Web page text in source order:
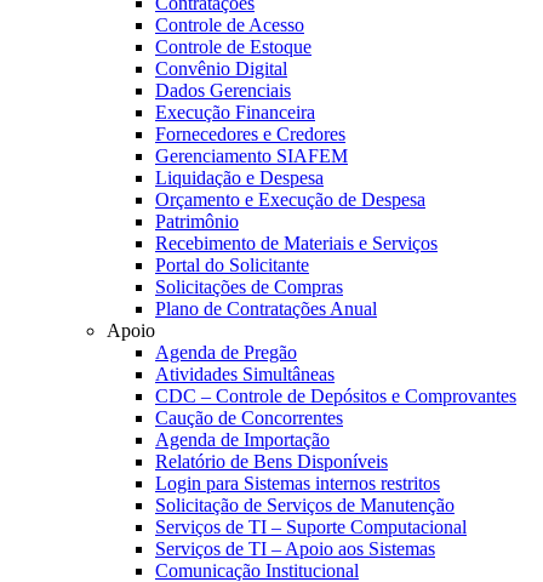
Controle de Acesso
Controle de Estoque
Convênio Digital
Dados Gerenciais
Execução Financeira
Fornecedores e Credores
Gerenciamento SIAFEM
Liquidação e Despesa
Orçamento e Execução de Despesa
Patrimônio
Recebimento de Materiais e Serviços
Portal do Solicitante
Solicitações de Compras
Plano de Contratações Anual
Apoio
Agenda de Pregão
Atividades Simultâneas
CDC – Controle de Depósitos e Comprovantes
Caução de Concorrentes
Agenda de Importação
Relatório de Bens Disponíveis
Login para Sistemas internos restritos
Solicitação de Serviços de Manutenção
Serviços de TI – Suporte Computacional
Serviços de TI – Apoio aos Sistemas
Comunicação Institucional